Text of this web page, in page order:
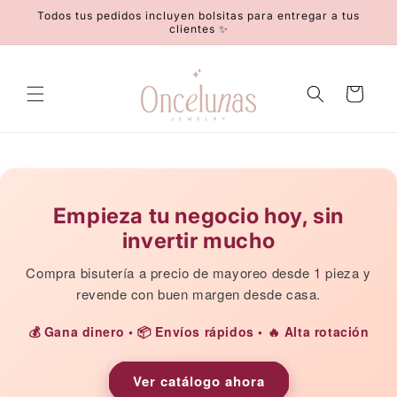
directamente
Todos tus pedidos incluyen bolsitas para entregar a tus
clientes ✨
Carrito
Empieza tu negocio hoy, sin
invertir mucho
Compra bisutería a precio de mayoreo desde 1 pieza y
revende con buen margen desde casa.
💰 Gana dinero • 📦 Envíos rápidos • 🔥 Alta rotación
Ver catálogo ahora